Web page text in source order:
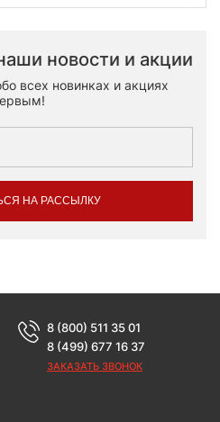
новости и акции
всех новинках и акциях
НА РАССЫЛКУ
8 (800) 511 35 01
8 (499) 677 16 37
ЗАКАЗАТЬ ЗВОНОК